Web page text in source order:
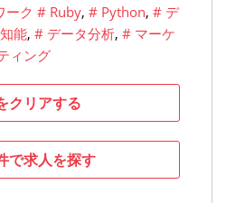
ーク # Ruby, # Python, # デ
能, # データ分析, # マーケ
ィング